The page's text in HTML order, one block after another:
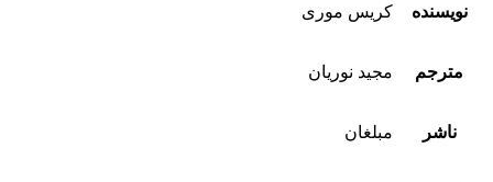
نویسنده کریس موری
مترجم مجید نوریان
ناشر مبلغان